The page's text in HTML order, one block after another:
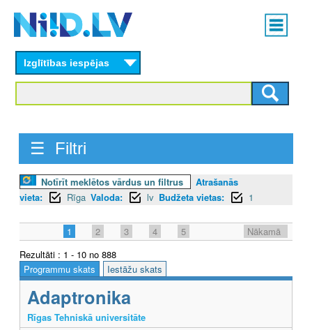
content
Main
menu
Izglītības iespējas
☰ Filtri
Notīrīt meklētos vārdus un filtrus
Atrašanās
vieta:
Rīga Valoda: lv Budžeta vietas: 1
1 2 3 4 5
Nākamā
Rezultāti : 1 - 10 no 888
Programmu skats
Iestāžu skats
Adaptronika
Rīgas Tehniskā universitāte